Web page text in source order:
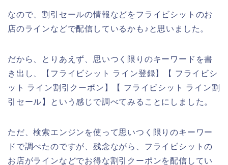
なので、割引セールの情報などをフライビシットのお
店のラインなどで配信しているかも♪と思いました。
だから、とりあえず、思いつく限りのキーワードを書
き出し、【フライビシット ライン登録】【 フライビシ
ット ライン割引クーポン】【 フライビシット ライン割
引セール】という感じで調べてみることにしました。
ただ、検索エンジンを使って思いつく限りのキーワー
ドで調べたのですが、残念ながら、フライビシットの
お店がラインなどでお得な割引クーポンを配信してい